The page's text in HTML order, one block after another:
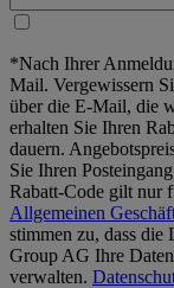
*Nach Ihrer
Mail. Vergewissern
über die E-Mail, die
erhalten Sie Ihren
dauern.
Sie Ihren
Rabatt-Code gilt nur
Allgemeinen
stimmen zu, dass
Group AG Ihre
verwalten.